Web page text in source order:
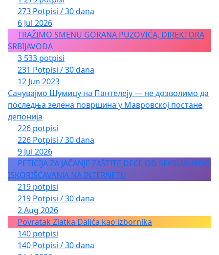
273 Potpisi / 30 dana
6 Jul 2026
TRAŽIMO SMENU GORANA PUZOVIĆA, DIREKTORA
SRBIJAVODA
3 533 potpisi
231 Potpisi / 30 dana
12 Jun 2023
Сачувајмо Шумицу на Пантелеју — не дозволимо да
последња зелена површина у Мавровској постане
депонија
226 potpisi
226 Potpisi / 30 dana
9 Jul 2026
PETICIJA ZA JAČANJE ZAŠTITE DECE OD SEKSUALNOG
ISKORIŠĆAVANJA NA INTERNETU
219 potpisi
219 Potpisi / 30 dana
2 Aug 2026
Povratak Zlatka Dalića kao izbornika
140 potpisi
140 Potpisi / 30 dana